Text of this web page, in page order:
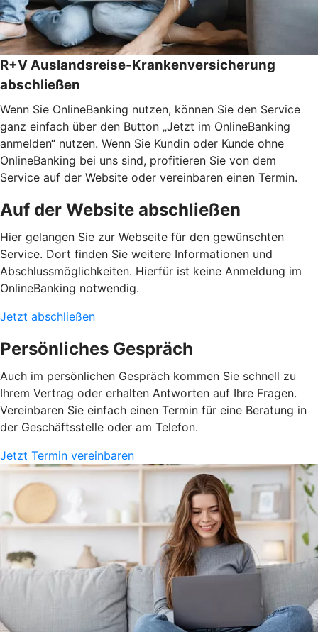
R+V Auslandsreise-Krankenversicherung
abschließen
Wenn Sie OnlineBanking nutzen, können Sie den Service
ganz einfach über den Button „Jetzt im OnlineBanking
anmelden“ nutzen. Wenn Sie Kundin oder Kunde ohne
OnlineBanking bei uns sind, profitieren Sie von dem
Service auf der Website oder vereinbaren einen Termin.
Auf der Website abschließen
Hier gelangen Sie zur Webseite für den gewünschten
Service. Dort finden Sie weitere Informationen und
Abschlussmöglichkeiten. Hierfür ist keine Anmeldung im
OnlineBanking notwendig.
Jetzt abschließen
Persönliches Gespräch
Auch im persönlichen Gespräch kommen Sie schnell zu
Ihrem Vertrag oder erhalten Antworten auf Ihre Fragen.
Vereinbaren Sie einfach einen Termin für eine Beratung in
der Geschäftsstelle oder am Telefon.
Jetzt Termin vereinbaren